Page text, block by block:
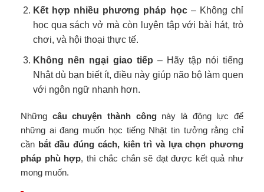
Kết hợp nhiều phương pháp học– Không chỉ
học qua sách vở mà còn luyện tập với bài hát, trò
chơi, và hội thoại thực tế.
Không nên ngại giao tiếp – Hãy tập nói tiếng
Nhật dù bạn biết ít, điều này giúp não bộ làm quen
với ngôn ngữ nhanh hơn.
Những câu chuyện thành côngnày là động lực để
những ai đang muốn học tiếng Nhật tin tưởng rằng chỉ
cần bắt đầu đúng cách, kiên trì và lựa chọn phương
pháp phù hợp, thì chắc chắn sẽ đạt được kết quả như
mong muốn.